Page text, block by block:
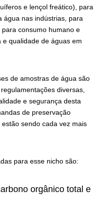
e lençol freático), para
água nas indústrias, para
consumo humano e
qualidade de águas em
de amostras de água são
diversas,
e segurança desta
de preservação
sendo cada vez mais
para esse nicho são:
orgânico total e